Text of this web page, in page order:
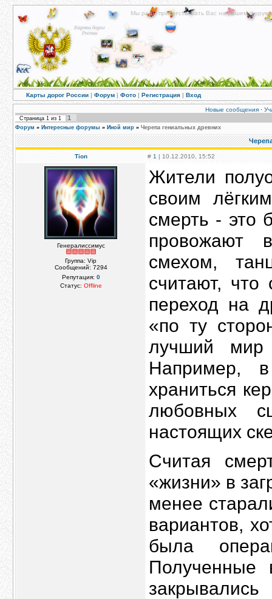
Мы рады приветствовать Вас на нашем
Карты дорог России | Форум | Фото | Регистрация | Вход
Новые сообщения·
Страница 1 из 1 1
Форум » Интересные форумы » Иной мир » Черепа гениальных древних
Tion # 1 | 10.12.2010, 15:52
Генералиссимус
Группа: Vip
Сообщений: 7294
Репутация: 0
Статус: Offline
Жители
своим
смерть - это
провожают
смехом,
считают,
переход на
«по ту
лучший мир
Например,
храниться
любовных
настоящих
Считая
«жизни» в
менее
вариантов,
была
Полученные